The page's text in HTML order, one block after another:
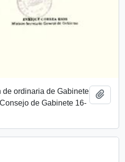
de ordinaria de Gabinete
de Gabinete 16-